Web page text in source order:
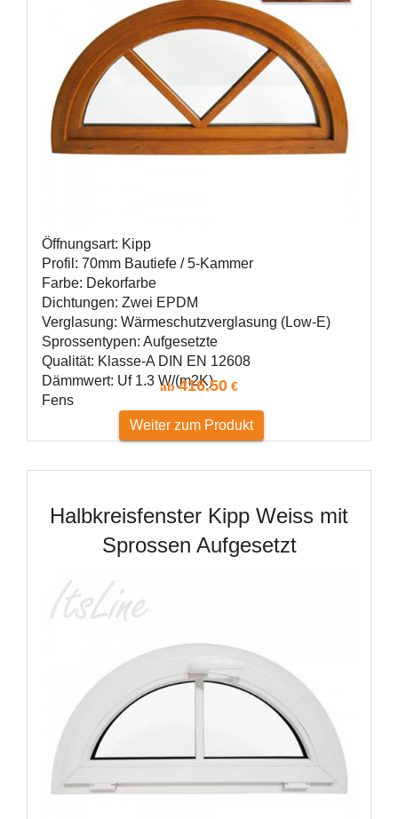
Öffnungsart: Kipp
Profil: 70mm Bautiefe / 5-Kammer
Farbe: Dekorfarbe
Dichtungen: Zwei EPDM
Verglasung: Wärmeschutzverglasung (Low-E)
Sprossentypen: Aufgesetzte
Qualität: Klasse-A DIN EN 12608
Dämmwert: Uf 1.3 W/(m2K)
Fens
ab416.50 €
Weiter zum Produkt
Halbkreisfenster Kipp Weiss mit
Sprossen Aufgesetzt